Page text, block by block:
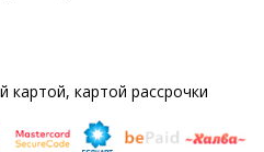
картой, картой рассрочки